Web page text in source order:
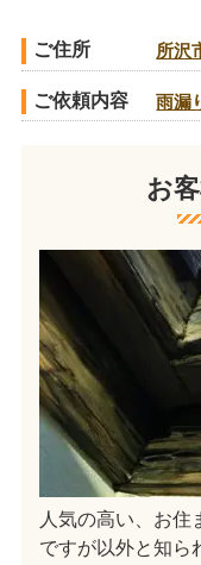
ご住所 所沢
ご依頼内容 雨漏
お
人気の高い、お住
ですが以外と知ら